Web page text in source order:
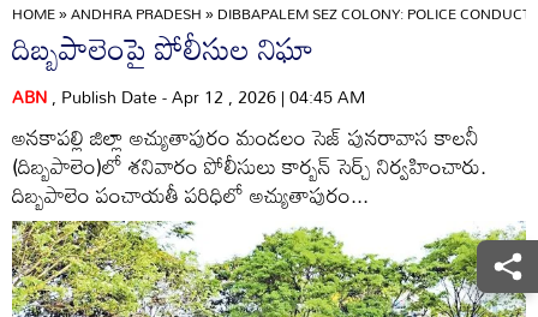
HOME»ANDHRA PRADESH»DIBBAPALEM SEZ COLONY: POLICE
దిబ్బపాలెంపై పోలీసుల నిఘా
ABN, Publish Date - Apr 12 , 2026 | 04:45 AM
అనకాపల్లి జిల్లా అచ్యుతాపురం మండలం సెజ్‌ పునరావాస కాలనీ
(దిబ్బపాలెం)లో శనివారం పోలీసులు కార్బన్‌ సెర్చ్‌ నిర్వహించారు.
దిబ్బపాలెం పంచాయతీ పరిధిలో అచ్యుతాపురం...